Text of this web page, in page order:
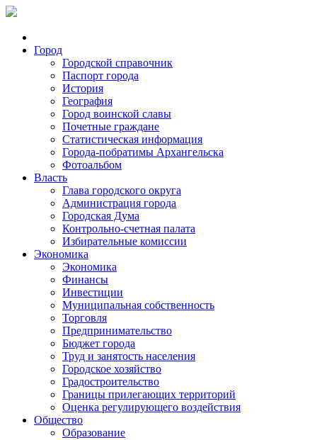
Город
Городской справочник
Паспорт города
История
География
Город воинской славы
Почетные граждане
Статистическая информация
Города-побратимы Архангельска
Фотоальбом
Власть
Глава городского округа
Администрация города
Городская Дума
Контрольно-счетная палата
Избирательные комиссии
Экономика
Экономика
Финансы
Инвестиции
Муниципальная собственность
Торговля
Предпринимательство
Бюджет города
Труд и занятость населения
Городское хозяйство
Градостроительство
Границы прилегающих территорий
Оценка регулирующего воздействия
Общество
Образование